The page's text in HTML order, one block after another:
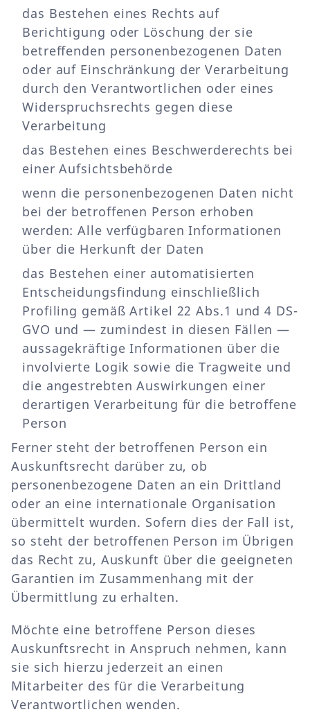
das Bestehen eines Rechts auf
Berichtigung oder Löschung der sie
betreffenden personenbezogenen Daten
oder auf Einschränkung der Verarbeitung
durch den Verantwortlichen oder eines
Widerspruchsrechts gegen diese
Verarbeitung
das Bestehen eines Beschwerderechts bei
einer Aufsichtsbehörde
wenn die personenbezogenen Daten nicht
bei der betroffenen Person erhoben
werden: Alle verfügbaren Informationen
über die Herkunft der Daten
das Bestehen einer automatisierten
Entscheidungsfindung einschließlich
Profiling gemäß Artikel 22 Abs.1 und 4 DS-
GVO und — zumindest in diesen Fällen —
aussagekräftige Informationen über die
involvierte Logik sowie die Tragweite und
die angestrebten Auswirkungen einer
derartigen Verarbeitung für die betroffene
Person
Ferner steht der betroffenen Person ein
Auskunftsrecht darüber zu, ob
personenbezogene Daten an ein Drittland
oder an eine internationale Organisation
übermittelt wurden. Sofern dies der Fall ist,
so steht der betroffenen Person im Übrigen
das Recht zu, Auskunft über die geeigneten
Garantien im Zusammenhang mit der
Übermittlung zu erhalten.
Möchte eine betroffene Person dieses
Auskunftsrecht in Anspruch nehmen, kann
sie sich hierzu jederzeit an einen
Mitarbeiter des für die Verarbeitung
Verantwortlichen wenden.